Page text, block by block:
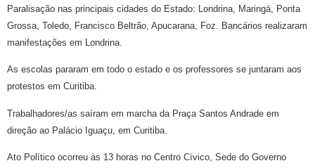
Paralisação nas principais cidades do Estado: Londrina, Maringá, Ponta
Grossa, Toledo, Francisco Beltrão, Apucarana, Foz. Bancários realizaram
manifestações em Londrina.
As escolas pararam em todo o estado e os professores se juntaram aos
protestos em Curitiba.
Trabalhadores/as saíram em marcha da Praça Santos Andrade em
direção ao Palácio Iguaçu, em Curitiba.
Ato Político ocorreu às 13 horas no Centro Cívico, Sede do Governo